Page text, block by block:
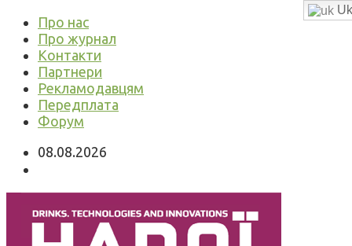
Про нас
Про журнал
Контакти
Партнери
Рекламодавцям
Передплата
Форум
08.08.2026